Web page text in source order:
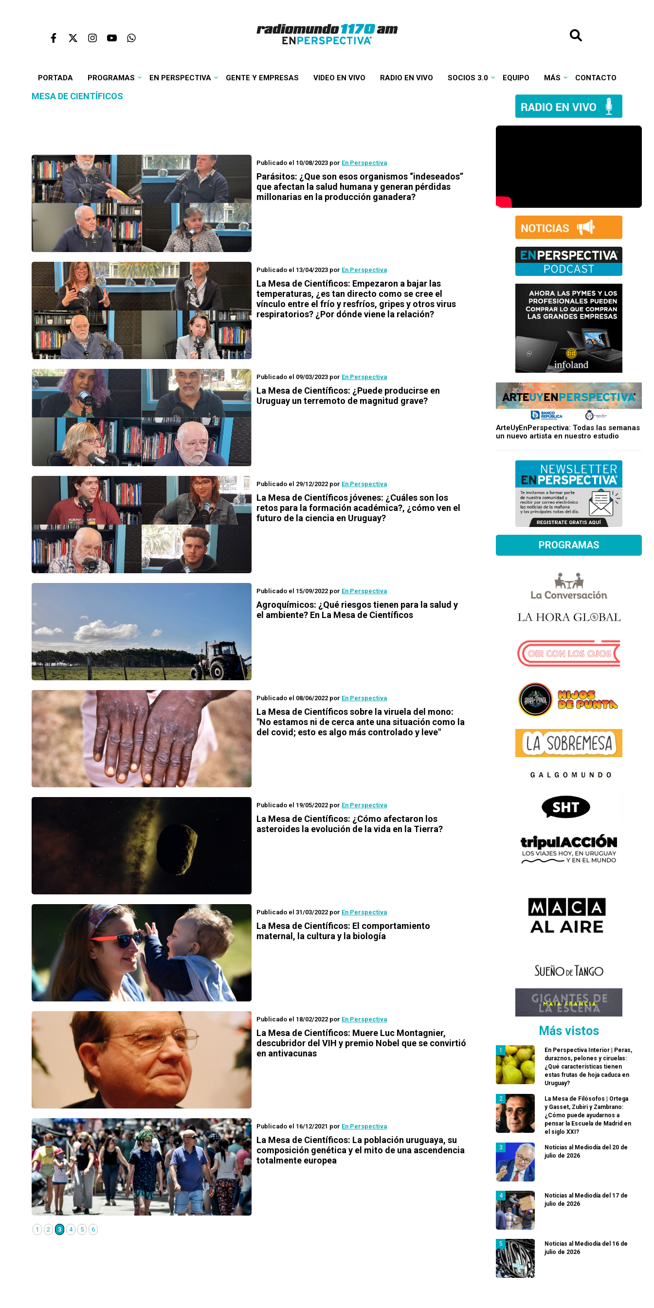
PORTADA PROGRAMAS EN PERSPECTIVA GENTE Y EMPRESAS VIDEO EN VIVO RADIO EN VIVO SOCIOS 3.0 EQUIPO MÁS CONTACTO
MESA DE CIENTÍFICOS
Publicado el 10/08/2023 por En Perspectiva
Parásitos: ¿Que son esos organismos “indeseados”
que afectan la salud humana y generan pérdidas
millonarias en la producción ganadera?
Publicado el 13/04/2023 por En Perspectiva
La Mesa de Científicos: Empezaron a bajar las
temperaturas, ¿es tan directo como se cree el
vínculo entre el frío y resfríos, gripes y otros virus
respiratorios? ¿Por dónde viene la relación?
Publicado el 09/03/2023 por En Perspectiva
La Mesa de Científicos: ¿Puede producirse en
Uruguay un terremoto de magnitud grave?
Publicado el 29/12/2022 por En Perspectiva
La Mesa de Científicos jóvenes: ¿Cuáles son los
retos para la formación académica?, ¿cómo ven el
futuro de la ciencia en Uruguay?
Publicado el 15/09/2022 por En Perspectiva
Agroquímicos: ¿Qué riesgos tienen para la salud y
el ambiente? En La Mesa de Científicos
Publicado el 08/06/2022 por En Perspectiva
La Mesa de Científicos sobre la viruela del mono:
"No estamos ni de cerca ante una situación como la
del covid; esto es algo más controlado y leve"
Publicado el 19/05/2022 por En Perspectiva
La Mesa de Científicos: ¿Cómo afectaron los
asteroides la evolución de la vida en la Tierra?
Publicado el 31/03/2022 por En Perspectiva
La Mesa de Científicos: El comportamiento
maternal, la cultura y la biología
Publicado el 18/02/2022 por En Perspectiva
La Mesa de Científicos: Muere Luc Montagnier,
descubridor del VIH y premio Nobel que se convirtió
en antivacunas
Publicado el 16/12/2021 por En Perspectiva
La Mesa de Científicos: La población uruguaya, su
composición genética y el mito de una ascendencia
totalmente europea
1 2 3 4 5 6
ArteUyEnPerspectiva: Todas las semanas
un nuevo artista en nuestro estudio
PROGRAMAS
Más vistos
En Perspectiva Interior | Peras,
duraznos, pelones y ciruelas:
¿Qué características tienen
estas frutas de hoja caduca en
Uruguay?
La Mesa de Filósofos | Ortega
y Gasset, Zubiri y Zambrano:
¿Cómo puede ayudarnos a
pensar la Escuela de Madrid en
el siglo XXI?
Noticias al Mediodía del 20 de
julio de 2026
Noticias al Mediodía del 17 de
julio de 2026
Noticias al Mediodía del 16 de
julio de 2026